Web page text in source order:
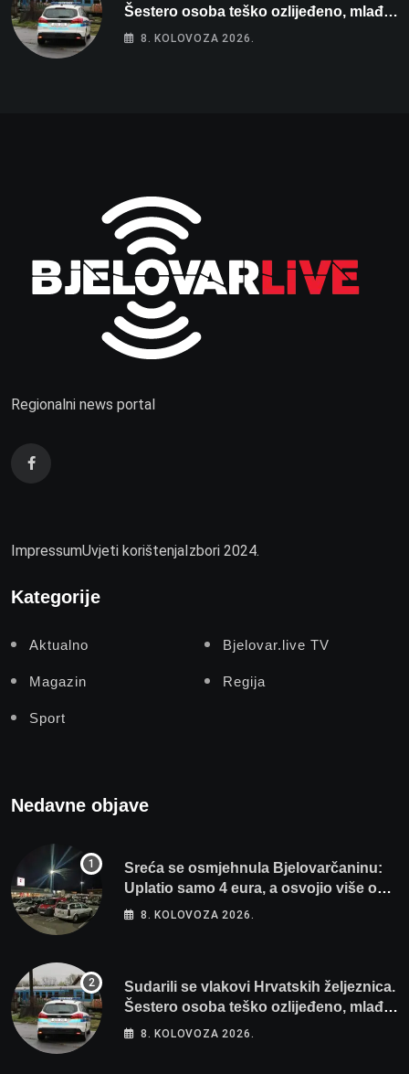
Šestero osoba teško ozlijeđeno, mlađa
žena na intenzivnoj
8. KOLOVOZA 2026.
Regionalni news portal
ImpressumUvjeti korištenjaIzbori 2024.
Kategorije
Aktualno Bjelovar.live TV
Magazin Regija
Sport
Nedavne objave
Sreća se osmjehnula Bjelovarčaninu:
Uplatio samo 4 eura, a osvojio više od
80 tisuća eura
8. KOLOVOZA 2026.
Sudarili se vlakovi Hrvatskih željeznica.
Šestero osoba teško ozlijeđeno, mlađa
žena na intenzivnoj
8. KOLOVOZA 2026.